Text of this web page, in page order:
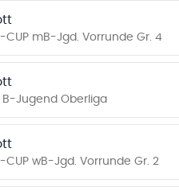
CUP mB-Jgd. Vorrunde Gr. 4
Jugend Oberliga
CUP wB-Jgd. Vorrunde Gr. 2